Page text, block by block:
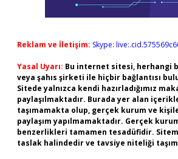
Reklam ve İletişim: Skype:
Yasal Uyarı: Bu internet sitesi, herhangi
veya şahıs şirketi ile hiçbir bağlantısı
Sitede yalnızca kendi hazırladığımız
paylaşılmaktadır. Burada yer alan
taşımamakta olup, gerçek kurum ve
paylaşım yapılmamaktadır. Gerçek
benzerlikleri tamamen tesadüfidir.
taslak halindedir ve tavsiye niteliği